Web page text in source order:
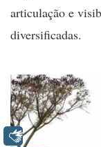
articulação e
diversificadas.